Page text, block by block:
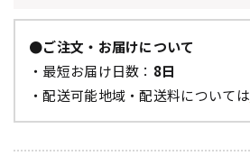
●ご注文・お届けについて
・最短お届け日数： 8日
・配送可能地域・配送料については